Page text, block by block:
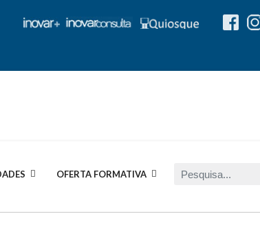
OFERTA FORMATIVA Pesquisa...